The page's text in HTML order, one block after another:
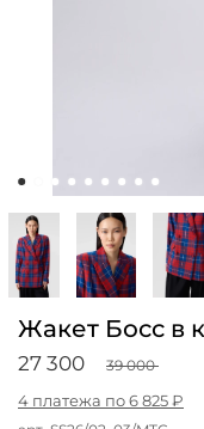
Жакет Босс в
27 300 39 000
4 платежа по 6 825 ₽